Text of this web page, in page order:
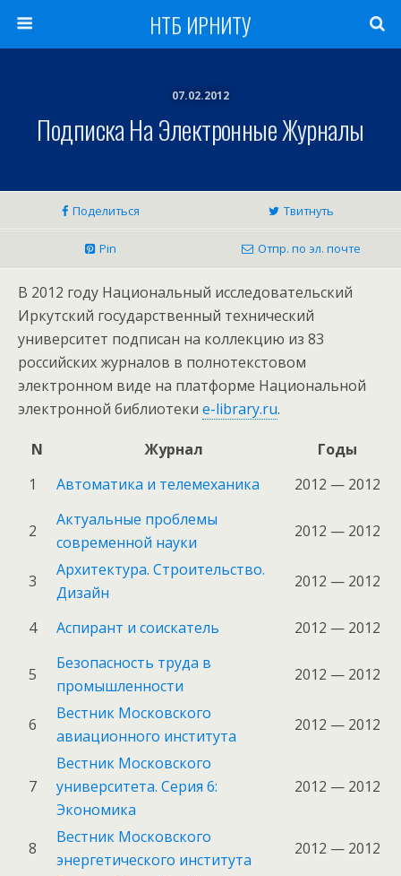
НТБ ИРНИТУ
07.02.2012
Подписка На Электронные Журналы
Поделиться Твитнуть
Pin Отпр. по эл. почте
В 2012 году Национальный исследовательский
Иркутский государственный технический
университет подписан на коллекцию из 83
российских журналов в полнотекстовом
электронном виде на платформе Национальной
электронной библиотеки e-library.ru.
N Журнал
Годы
1
Автоматика и телемеханика 2012 — 2012
2
Актуальные проблемы
современной науки
2012 — 2012
3
Архитектура. Строительство.
Дизайн
2012 — 2012
4 Аспирант и соискатель 2012 — 2012
5
Безопасность труда в
промышленности
2012 — 2012
6
Вестник Московского
авиационного института
2012 — 2012
7
Вестник Московского
университета. Серия 6:
Экономика
2012 — 2012
8
Вестник Московского
энергетического института
2012 — 2012